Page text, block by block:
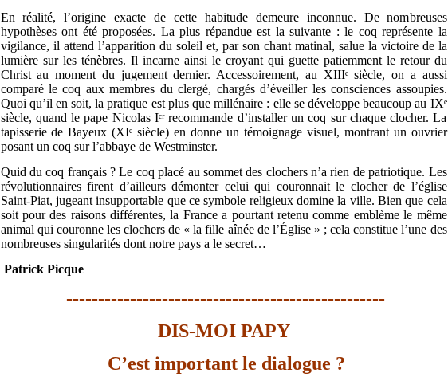
En réalité, l’origine exacte de cette habitude demeure inconnue. De nombreuses
hypothèses ont été proposées. La plus répandue est la suivante : le coq représente la
vigilance, il attend l’apparition du soleil et, par son chant matinal, salue la victoire de la
lumière sur les ténèbres. Il incarne ainsi le croyant qui guette patiemment le retour du
Christ au moment du jugement dernier. Accessoirement, au XIIIᵉ siècle, on a aussi
comparé le coq aux membres du clergé, chargés d’éveiller les consciences assoupies.
Quoi qu’il en soit, la pratique est plus que millénaire : elle se développe beaucoup au IXᵉ
siècle, quand le pape Nicolas Iᵉʳ recommande d’installer un coq sur chaque clocher. La
tapisserie de Bayeux (XIᵉ siècle) en donne un témoignage visuel, montrant un ouvrier
posant un coq sur l’abbaye de Westminster.
Quid du coq français ? Le coq placé au sommet des clochers n’a rien de patriotique. Les
révolutionnaires firent d’ailleurs démonter celui qui couronnait le clocher de l’église
Saint-Piat, jugeant insupportable que ce symbole religieux domine la ville. Bien que cela
soit pour des raisons différentes, la France a pourtant retenu comme emblème le même
animal qui couronne les clochers de « la fille aînée de l’Église » ; cela constitue l’une des
nombreuses singularités dont notre pays a le secret…
Patrick Picque
--------------------------------------------------
DIS-MOI PAPY
C’est important le dialogue ?